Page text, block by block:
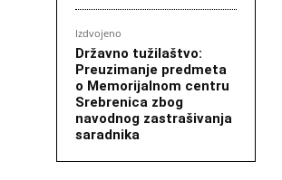
Izdvojeno
Državno tužilaštvo:
Preuzimanje predmeta
o Memorijalnom centru
Srebrenica zbog
navodnog zastrašivanja
saradnika